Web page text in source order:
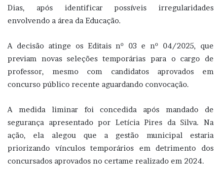
Dias, após identificar possíveis irregularidades
envolvendo a área da Educação.
A decisão atinge os Editais nº 03 e nº 04/2025, que
previam novas seleções temporárias para o cargo de
professor, mesmo com candidatos aprovados em
concurso público recente aguardando convocação.
A medida liminar foi concedida após mandado de
segurança apresentado por Letícia Pires da Silva. Na
ação, ela alegou que a gestão municipal estaria
priorizando vínculos temporários em detrimento dos
concursados aprovados no certame realizado em 2024.